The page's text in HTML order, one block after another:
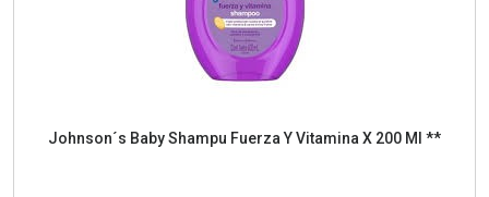
Johnson´s Baby Shampu Fuerza Y Vitamina X 200 Ml **